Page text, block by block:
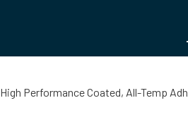
Performance Coated, All-Temp